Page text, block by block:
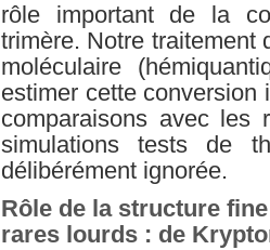
rôle important de la
trimère. Notre traitement
moléculaire
estimer cette conversion
comparaisons avec les
simulations tests de
délibérément ignorée.
Rôle de la structure
rares lourds : de